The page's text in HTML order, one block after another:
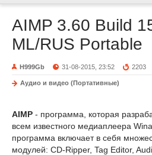
AIMP 3.60 Build
ML/RUS Portable
H999Gb 31-08-2015, 23:52 2203
Аудио и видео (Портативные)
AIMP - программа, которая
всем известного медиаплеера
программа включает в себя
модулей: CD-Ripper, Tag Editor,